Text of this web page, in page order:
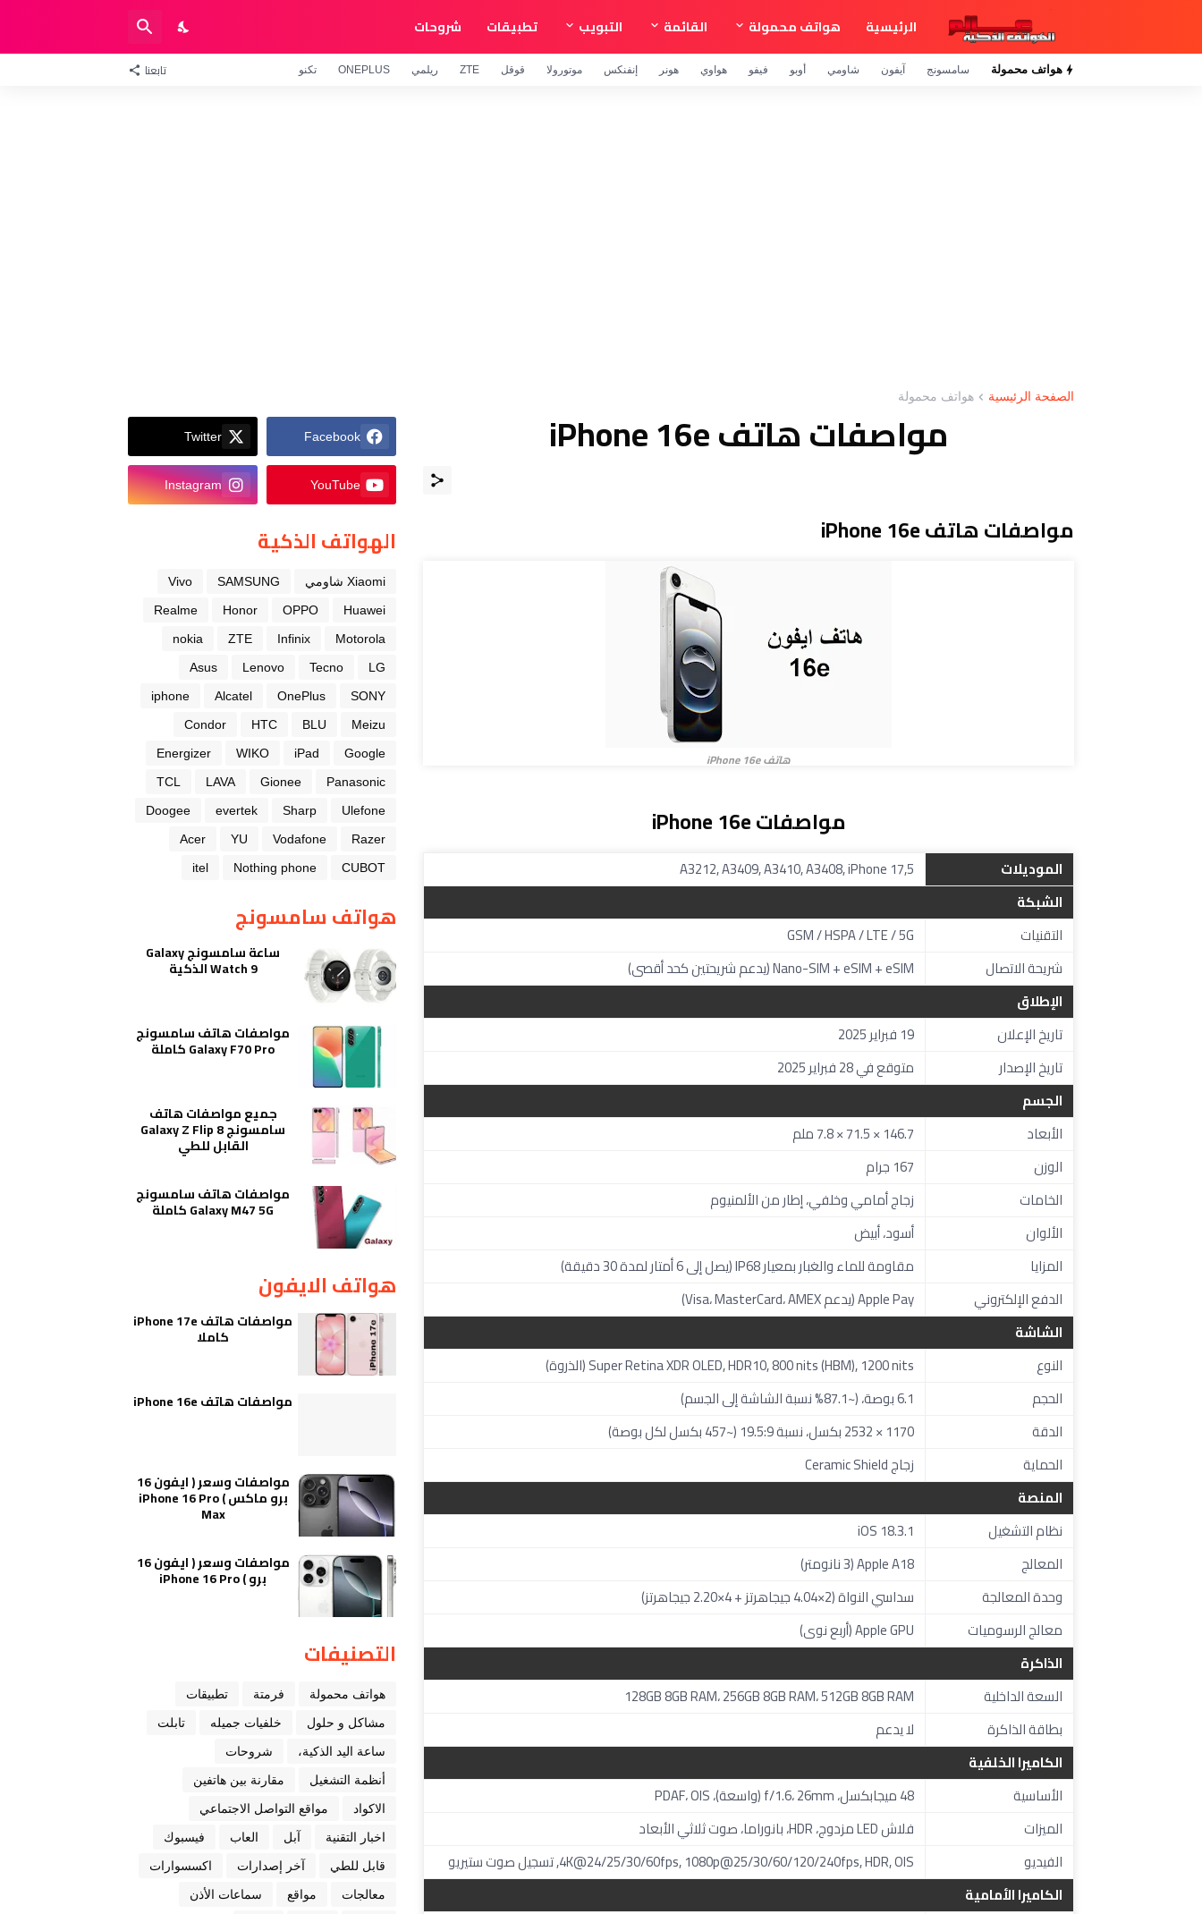
الرئيسية هواتف محمولة القائمة التبويب تطبيقات شروحات
هواتف محمولة سامسونج آيفون شاومي أوبو فيفو هواوي هونر إنفنكس موتورولا قوقل ZTE ريلمي ONEPLUS تكنو تابعنا
الصفحة الرئيسية هواتف محمولة
مواصفات هاتف iPhone 16e
مواصفات هاتف iPhone 16e
هاتف iPhone 16e
مواصفات iPhone 16e
الموديلات
A3212, A3409, A3410, A3408, iPhone 17,5
الشبكة
التقنيات
GSM / HSPA / LTE / 5G
شريحة الاتصال
Nano-SIM + eSIM + eSIM (يدعم شريحتين كحد أقصى)
الإطلاق
تاريخ الإعلان
19 فبراير 2025
تاريخ الإصدار
متوقع في 28 فبراير 2025
الجسم
الأبعاد
146.7 × 71.5 × 7.8 ملم
الوزن
167 جرام
الخامات
زجاج أمامي وخلفي، إطار من الألمنيوم
الألوان
أسود، أبيض
المزايا
مقاومة للماء والغبار بمعيار IP68 (يصل إلى 6 أمتار لمدة 30 دقيقة)
الدفع الإلكتروني
Apple Pay (يدعم Visa، MasterCard، AMEX)
الشاشة
النوع
Super Retina XDR OLED, HDR10, 800 nits (HBM), 1200 nits (الذروة)
الحجم
6.1 بوصة، (~87.1% نسبة الشاشة إلى الجسم)
الدقة
1170 × 2532 بكسل، نسبة 19.5:9 (~457 بكسل لكل بوصة)
الحماية
زجاج Ceramic Shield
المنصة
نظام التشغيل
iOS 18.3.1
المعالج
Apple A18 (3 نانومتر)
وحدة المعالجة
سداسي النواة (2×4.04 جيجاهرتز + 4×2.20 جيجاهرتز)
معالج الرسوميات
Apple GPU (أربع نوى)
الذاكرة
السعة الداخلية
128GB 8GB RAM، 256GB 8GB RAM، 512GB 8GB RAM
بطاقة الذاكرة
لا يدعم
الكاميرا الخلفية
الأساسية
48 ميجابكسل، f/1.6، 26mm (واسعة)، PDAF، OIS
الميزات
فلاش LED مزدوج، HDR، بانوراما، صوت ثلاثي الأبعاد
الفيديو
4K@24/25/30/60fps, 1080p@25/30/60/120/240fps, HDR, OIS, تسجيل صوت ستيريو
الكاميرا الأمامية
Facebook
Twitter
YouTube
Instagram
الهواتف الذكية
Xiaomi شاومي SAMSUNG
Vivo
Huawei
OPPO
Honor
Realme
Motorola
Infinix
ZTE
nokia
LG
Tecno
Lenovo
Asus
SONY
OnePlus
Alcatel
iphone
Meizu
BLU
HTC
Condor
Google
iPad
WIKO
Energizer
Panasonic
Gionee
LAVA
TCL
Ulefone
Sharp
evertek
Doogee
Razer
Vodafone
YU
Acer
CUBOT
Nothing phone
itel
هواتف سامسونج
ساعة سامسونج Galaxy
Watch 9 الذكية
مواصفات هاتف سامسونج
Galaxy F70 Pro كاملة
جميع مواصفات هاتف
سامسونج Galaxy Z Flip 8
القابل للطي
مواصفات هاتف سامسونج
Galaxy M47 5G كاملة
هواتف الايفون
مواصفات هاتف iPhone 17e
كاملا
مواصفات هاتف iPhone 16e
مواصفات وسعر ( ايفون 16
برو ماكس ) iPhone 16 Pro
Max
مواصفات وسعر ( ايفون 16
برو ) iPhone 16 Pro
التصنيفات
هواتف محمولة فرمتة
تطبيقات
مشاكل و حلول
خلفيات جميله
تابلت
ﺳﺎﻋﺔ ﺍﻟﻴﺪ ﺍﻟﺬﻛﻴﺔ،
شروحات
أنظمة التشغيل
مقارنة بين هاتفين
الاكواد
مواقع التواصل الاجتماعي
اخبار التقنية
ﺁﺑﻞ العاب
فيسبوك
قابل للطي
آخر إصدارات
اكسسوارات
معالجات
مواقع
سماعات الأذن